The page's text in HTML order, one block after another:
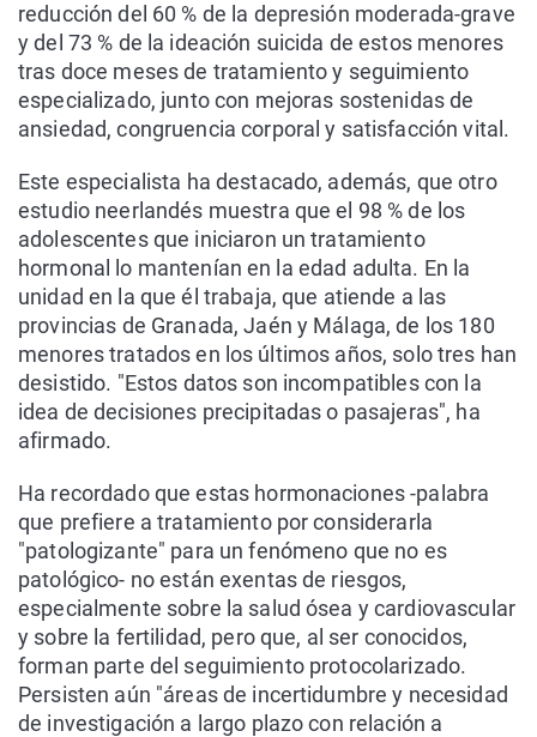
reducción del 60 % de la depresión moderada-grave
y del 73 % de la ideación suicida de estos menores
tras doce meses de tratamiento y seguimiento
especializado, junto con mejoras sostenidas de
ansiedad, congruencia corporal y satisfacción vital.
Este especialista ha destacado, además, que otro
estudio neerlandés muestra que el 98 % de los
adolescentes que iniciaron un tratamiento
hormonal lo mantenían en la edad adulta. En la
unidad en la que él trabaja, que atiende a las
provincias de Granada, Jaén y Málaga, de los 180
menores tratados en los últimos años, solo tres han
desistido. "Estos datos son incompatibles con la
idea de decisiones precipitadas o pasajeras", ha
afirmado.
Ha recordado que estas hormonaciones -palabra
que prefiere a tratamiento por considerarla
"patologizante" para un fenómeno que no es
patológico- no están exentas de riesgos,
especialmente sobre la salud ósea y cardiovascular
y sobre la fertilidad, pero que, al ser conocidos,
forman parte del seguimiento protocolarizado.
Persisten aún "áreas de incertidumbre y necesidad
de investigación a largo plazo con relación a